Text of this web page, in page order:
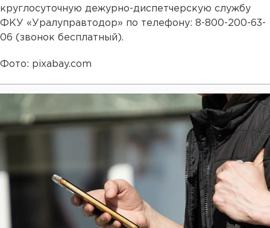
круглосуточную дежурно-диспетчерскую службу
ФКУ «Уралуправтодор» по телефону: 8-800-200-63-
06 (звонок бесплатный).
Фото: pixabay.com